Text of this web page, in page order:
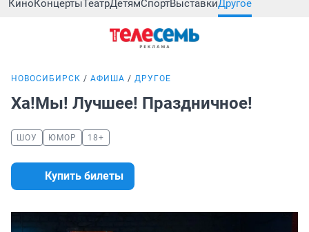
КиноКонцертыТеатрДетямСпортВыставкиДругое
НОВОСИБИРСК АФИША ДРУГОЕ
Ха!Мы! Лучшее! Праздничное!
ШОУ ЮМОР 18+
Купить билеты